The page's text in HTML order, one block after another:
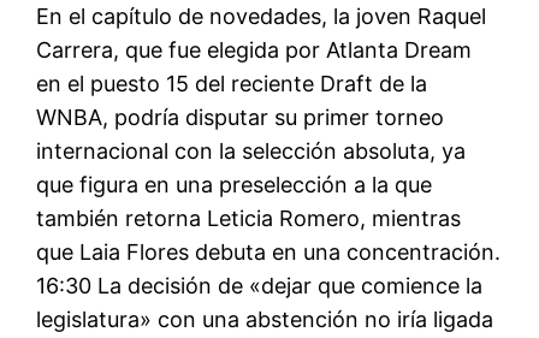
En el capítulo de novedades, la joven Raquel
Carrera, que fue elegida por Atlanta Dream
en el puesto 15 del reciente Draft de la
WNBA, podría disputar su primer torneo
internacional con la selección absoluta, ya
que figura en una preselección a la que
también retorna Leticia Romero, mientras
que Laia Flores debuta en una concentración.
16:30 La decisión de «dejar que comience la
legislatura» con una abstención no iría ligada